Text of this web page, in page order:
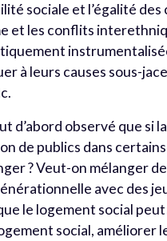
sociale et l’égalité
et les conflits
à leurs causes sous-
observé que si
de publics dans
? Veut-on mélanger
avec des
le logement social
social, améliorer